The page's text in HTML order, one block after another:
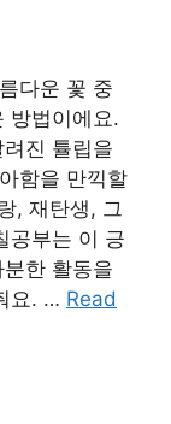
다운 꽃 중
방법이에요.
진 튤립을
함을 만끽할
, 재탄생, 그
공부는 이 긍
한 활동을
요. … Read